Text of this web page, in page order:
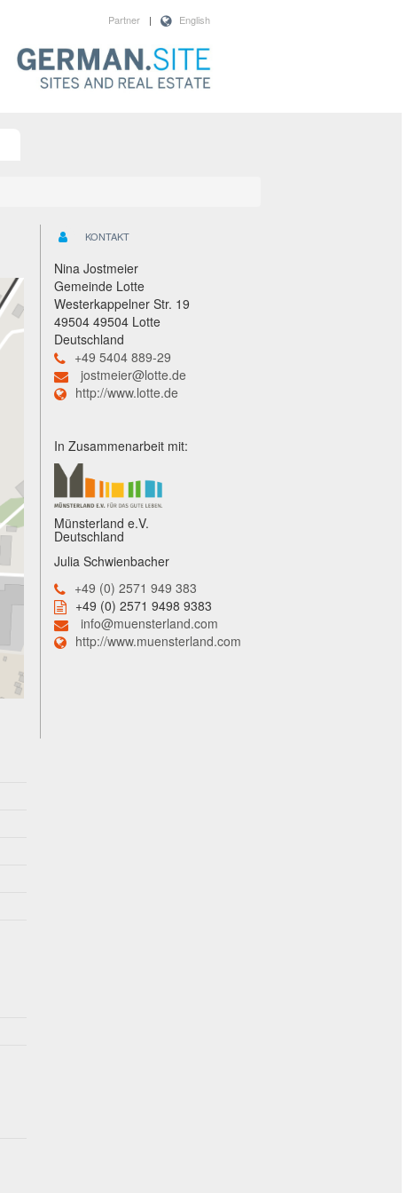
English
|
Partner
KONTAKT
Nina Jostmeier
Gemeinde Lotte
Westerkappelner Str. 19
49504 49504 Lotte
Deutschland
+49 5404 889-29
jostmeier@lotte.de
http://www.lotte.de
In Zusammenarbeit mit:
Münsterland e.V.
Deutschland
Julia Schwienbacher
+49 (0) 2571 949 383
+49 (0) 2571 9498 9383
info@muensterland.com
http://www.muensterland.com